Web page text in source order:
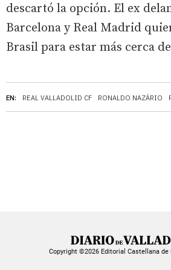
EN: REAL VALLADOLID CF RONALDO NAZÁRIO
descartó la opción. El ex
Barcelona y Real Madrid
Brasil para estar más cerca
Copyright ©2026 Editorial Castellana de